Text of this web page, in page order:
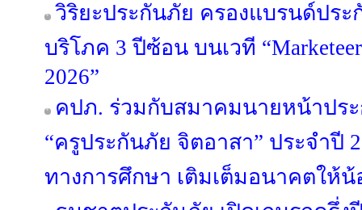
วิริยะประกันภัย ครองแบรนด์ปร
บริโภค 3 ปีซ้อน บนเวที
2026”
คปภ. ร่วมกับสมาคมนายหน้าปร
“ครูประกันภัย จิตอาสา” ประจำปี
ทางการศึกษา เติมเต็มอนาคตให้